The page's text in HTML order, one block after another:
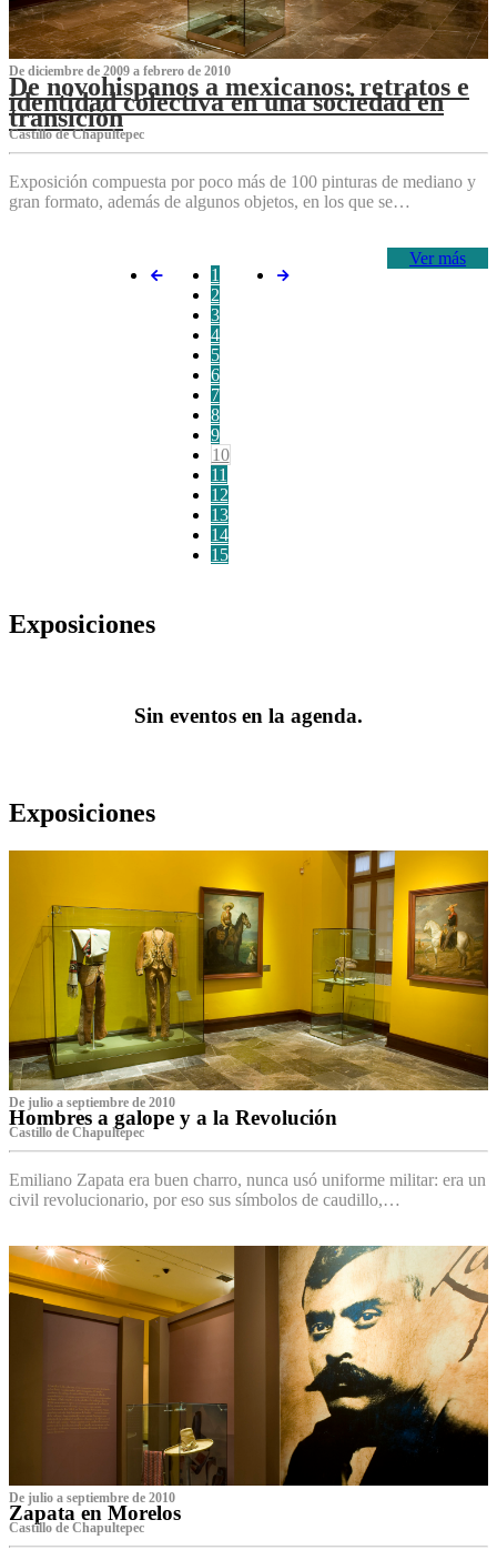
De diciembre de 2009 a febrero de 2010
De novohispanos a mexicanos: retratos e
identidad colectiva en una sociedad en
transición
Castillo de Chapultepec
Exposición compuesta por poco más de 100 pinturas de mediano y
gran formato, además de algunos objetos, en los que se…
Ver más
1
2
3
4
5
6
7
8
9
10
11
12
13
14
15
Exposiciones
Sin eventos en la agenda.
Exposiciones
De julio a septiembre de 2010
Hombres a galope y a la Revolución
Castillo de Chapultepec
Emiliano Zapata era buen charro, nunca usó uniforme militar: era un
civil revolucionario, por eso sus símbolos de caudillo,…
De julio a septiembre de 2010
Zapata en Morelos
Castillo de Chapultepec